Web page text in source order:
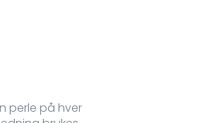
perle på hver